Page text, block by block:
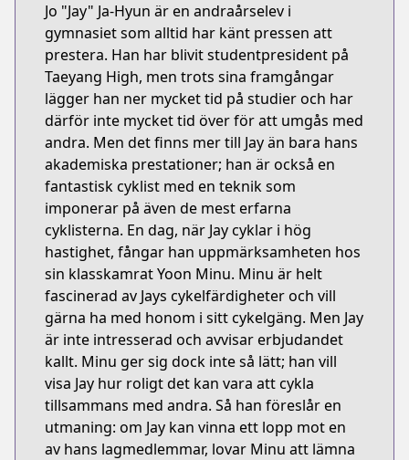
Jo "Jay" Ja-Hyun är en andraårselev i
gymnasiet som alltid har känt pressen att
prestera. Han har blivit studentpresident på
Taeyang High, men trots sina framgångar
lägger han ner mycket tid på studier och har
därför inte mycket tid över för att umgås med
andra. Men det finns mer till Jay än bara hans
akademiska prestationer; han är också en
fantastisk cyklist med en teknik som
imponerar på även de mest erfarna
cyklisterna. En dag, när Jay cyklar i hög
hastighet, fångar han uppmärksamheten hos
sin klasskamrat Yoon Minu. Minu är helt
fascinerad av Jays cykelfärdigheter och vill
gärna ha med honom i sitt cykelgäng. Men Jay
är inte intresserad och avvisar erbjudandet
kallt. Minu ger sig dock inte så lätt; han vill
visa Jay hur roligt det kan vara att cykla
tillsammans med andra. Så han föreslår en
utmaning: om Jay kan vinna ett lopp mot en
av hans lagmedlemmar, lovar Minu att lämna